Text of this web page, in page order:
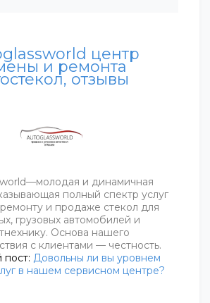
центр
и ремонта
отзывы
и динамичная
полный спектр услуг
и продаже стекол для
грузовых автомобилей и
Основа нашего
с клиентами — честность.
пост: Довольны ли вы уровнем
в нашем сервисном центре?